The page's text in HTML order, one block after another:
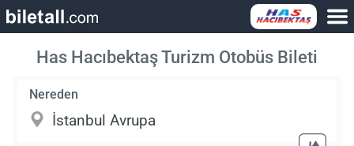
Has Hacıbektaş Turizm Otobüs Bileti
Nereden